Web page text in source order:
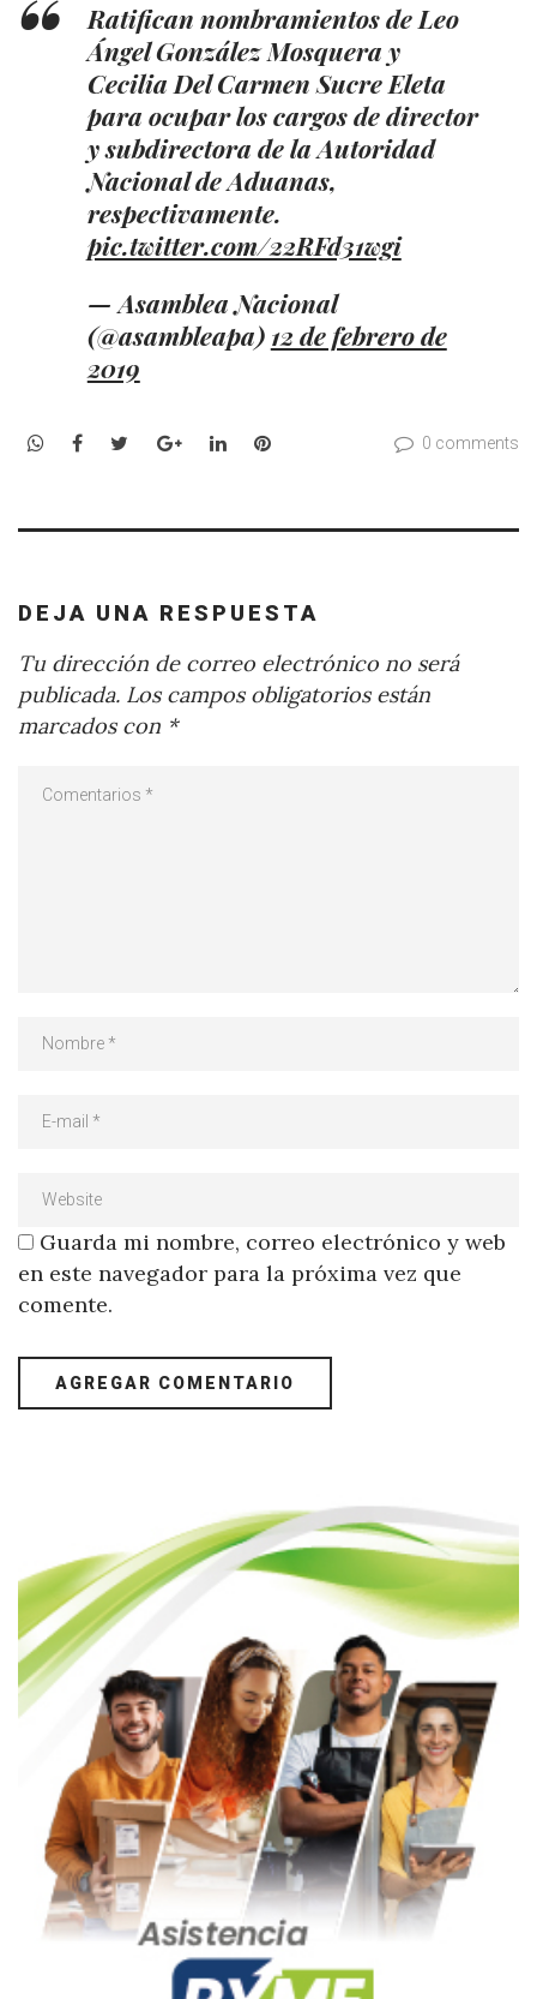
Ratifican nombramientos de Leo
Ángel González Mosquera y
Cecilia Del Carmen Sucre Eleta
para ocupar los cargos de director
y subdirectora de la Autoridad
Nacional de Aduanas,
respectivamente.
pic.twitter.com/22RFd31wgi
— Asamblea Nacional
(@asambleapa) 12 de febrero de
2019
WhatsApp
Facebook
TwitterGoogle+LinkedInPinterest 0 comments
DEJA UNA RESPUESTA
Tu dirección de correo electrónico no será
publicada. Los campos obligatorios están
marcados con *
Guarda mi nombre, correo electrónico y web
en este navegador para la próxima vez que
comente.